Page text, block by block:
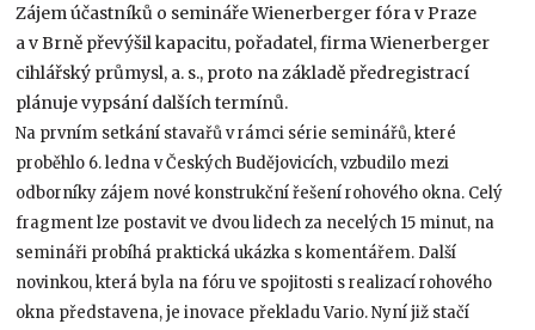
Zájem účastníků o semináře Wienerberger fóra v Praze
a v Brně převýšil kapacitu, pořadatel, firma Wienerberger
cihlářský průmysl, a. s., proto na základě předregistrací
plánuje vypsání dalších termínů.
Na prvním setkání stavařů v rámci série seminářů, které
proběhlo 6. ledna v Českých Budějovicích, vzbudilo mezi
odborníky zájem nové konstrukční řešení rohového okna. Celý
fragment lze postavit ve dvou lidech za necelých 15 minut, na
semináři probíhá praktická ukázka s komentářem. Další
novinkou, která byla na fóru ve spojitosti s realizací rohového
okna představena, je inovace překladu Vario. Nyní již stačí